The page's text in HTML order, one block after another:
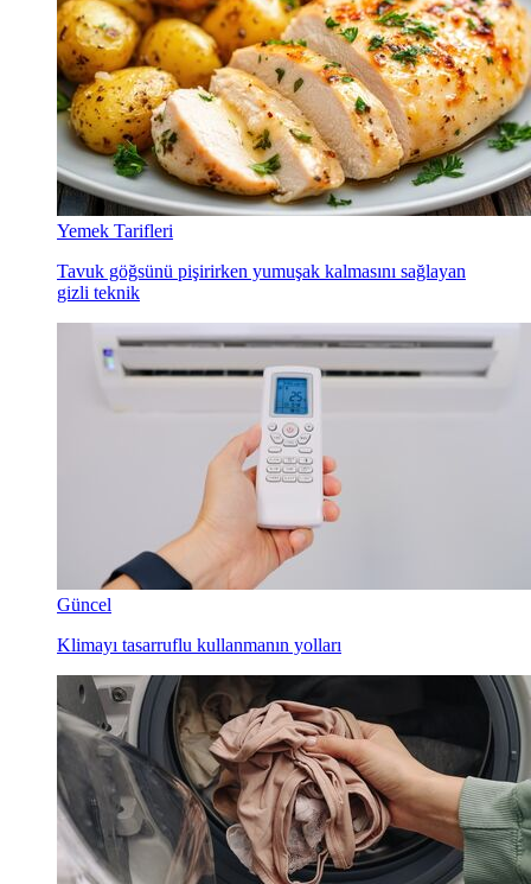
Yemek Tarifleri
Tavuk göğsünü pişirirken yumuşak kalmasını sağlayan
gizli teknik
Güncel
Klimayı tasarruflu kullanmanın yolları